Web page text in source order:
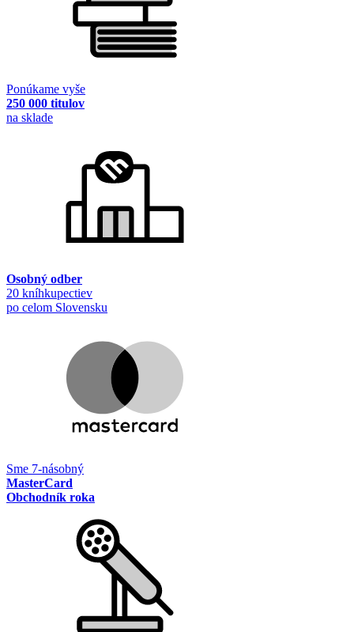
Ponúkame vyše
250 000 titulov
na sklade
Osobný odber
20 kníhkupectiev
po celom Slovensku
Sme 7-násobný
MasterCard
Obchodník roka